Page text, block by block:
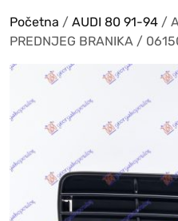
Početna / AUDI 80 91-94 /
PREDNJEG BRANIKA /